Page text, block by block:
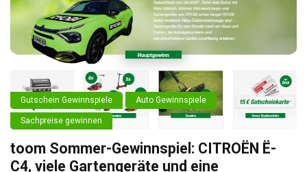
Gutschein Gewinnspiele Auto Gewinnspiele
Sachpreise gewinnen
toom Sommer-Gewinnspiel: CITROËN Ë-
C4, viele Gartengeräte und eine